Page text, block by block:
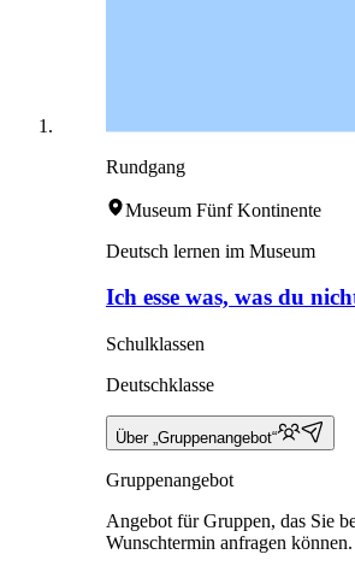
Rundgang
Museum Fünf Kontinente
Deutsch lernen im Museum
Ich esse was, was du
Schulklassen
Deutschklasse
Über „Gruppenangebot“
Gruppenangebot
Angebot für Gruppen, das Sie
Wunschtermin anfragen können.